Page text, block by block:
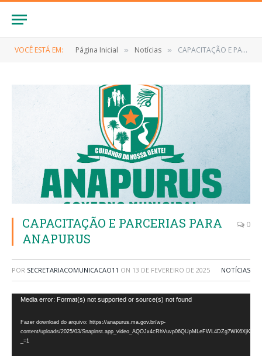
VOCÊ ESTÁ EM: Página Inicial » Notícias » CAPACITAÇÃO E PARCERIAS PARA ANAPURUS
CAPACITAÇÃO E PARCERIAS PARA
ANAPURUS
0
POR SECRETARIACOMUNICACAO11 ON 13 DE FEVEREIRO DE 2025 NOTÍCIAS
Tocador
vídeo
Media error: Format(s) not supported or source(s) not found
Fazer download do arquivo: https://anapurus.ma.gov.br/wp-
content/uploads/2025/03/
_=1